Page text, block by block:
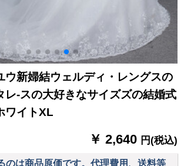
ウ新婦結ウェルディ・レングスの
レ-スの大好きなサイズズの結婚式
ワイトXL
￥ 2,640 円(税込)
のは商品原価です。代理費用、送料等